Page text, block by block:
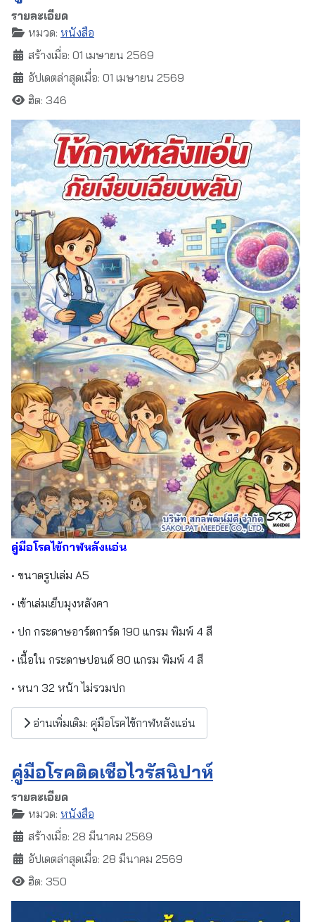
รายละเอียด
หมวด: หนังสือ
สร้างเมื่อ: 01 เมษายน 2569
อัปเดตล่าสุดเมื่อ: 01 เมษายน 2569
ฮิต: 346
คู่มือโรคไข้กาฬหลังแอ่น
• ขนาดรูปเล่ม A5
• เข้าเล่มเย็บมุงหลังคา
• ปก กระดาษอาร์ตการ์ด 190 แกรม พิมพ์ 4 สี
• เนื้อใน กระดาษปอนด์ 80 แกรม พิมพ์ 4 สี
• หนา 32 หน้า ไม่รวมปก
อ่านเพิ่มเติม: คู่มือโรคไข้กาฬหลังแอ่น
คู่มือโรคติดเชื้อไวรัสนิปาห์
รายละเอียด
หมวด: หนังสือ
สร้างเมื่อ: 28 มีนาคม 2569
อัปเดตล่าสุดเมื่อ: 28 มีนาคม 2569
ฮิต: 350